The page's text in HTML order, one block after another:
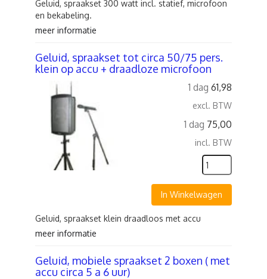
Geluid, spraakset 300 watt incl. statief, microfoon
en bekabeling.
meer informatie
Geluid, spraakset tot circa 50/75 pers.
klein op accu + draadloze microfoon
1 dag 61,98
excl. BTW
1 dag 75,00
incl. BTW
In Winkelwagen
Geluid, spraakset klein draadloos met accu
meer informatie
Geluid, mobiele spraakset 2 boxen ( met
accu circa 5 a 6 uur)